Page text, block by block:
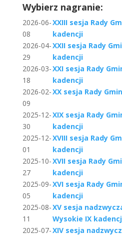
Wybierz nagranie:
2026-06-
08
XXIII sesja Rady
kadencji
2026-04-
29
XXII sesja Rady
kadencji
2026-03-
18
XXI sesja Rady
kadencji
2026-02-
09
XX sesja Rady
2025-12-
30
XIX sesja Rady
kadencji
2025-12-
01
XVIII sesja Rady
kadencji
2025-10-
27
XVII sesja Rady
kadencji
2025-09-
05
XVI sesja Rady
kadencji
2025-08-
11
XV sesja
Wysokie IX
2025-07-XIV sesja